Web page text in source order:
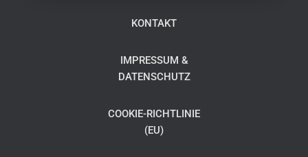
KONTAKT
IMPRESSUM &
DATENSCHUTZ
COOKIE-RICHTLINIE
(EU)